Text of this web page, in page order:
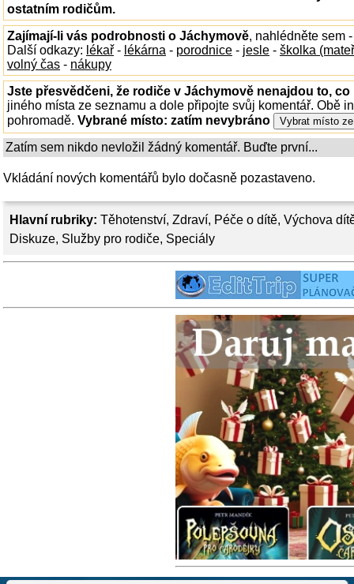
Hlavní rubriky: Těhotenství, Zdraví, Péče o dítě, Výchova
Diskuze, Služby pro rodiče, Speciály
ostatním rodičům.
Zajímají-li vás podrobnosti o Jáchymově, nahlédněte sem
Další odkazy: lékař - lékárna - porodnice - jesle - školka
volný čas - nákupy
Jste přesvědčeni, že rodiče v Jáchymově nenajdou to, co
jiného místa ze seznamu a dole připojte svůj komentář. Obě
pohromadě. Vybrané místo: zatím nevybráno
Zatím sem nikdo nevložil žádný komentář. Buďte první...
Vkládání nových komentářů bylo dočasně pozastaveno.